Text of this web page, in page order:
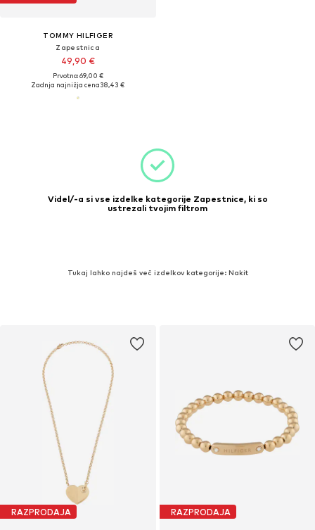
TOMMY HILFIGER
Zapestnica
49,90 €
Prvotno: 69,00 €
Zadnja najnižja cena38,43 €
Videl/-a si vse izdelke kategorije Zapestnice, ki so
ustrezali tvojim filtrom
Tukaj lahko najdeš več izdelkov kategorije: Nakit
RAZPRODAJA RAZPRODAJA